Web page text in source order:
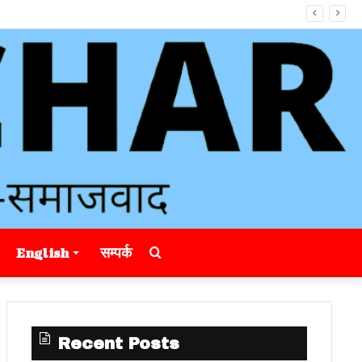
English सम्पर्क Search
for
Recent Posts